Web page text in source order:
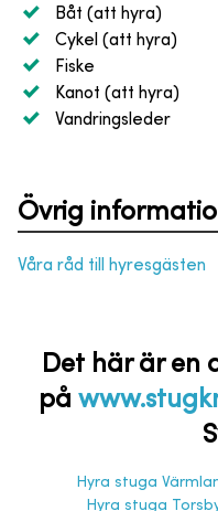
Båt (att hyra)
Cykel (att hyra)
Fiske
Kanot (att hyra)
Vandringsleder
Övrig
Våra råd till hyresgästen
Det här är en
på
Hyra stuga
Hyra stuga